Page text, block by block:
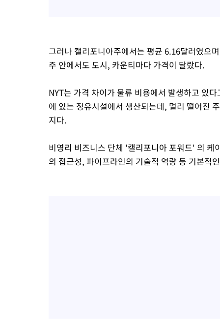
그러나 캘리포니아주에서는 평균 6.16달러였으
주 안에서도 도시, 카운티마다 가격이 달랐다.
NYT는 가격 차이가 물류 비용에서 발생하고 있
에 있는 정유시설에서 생산되는데, 멀리 떨어진
지다.
비영리 비즈니스 단체 '캘리포니아 포워드' 의
의 접근성, 파이프라인의 기술적 역량 등 기본적